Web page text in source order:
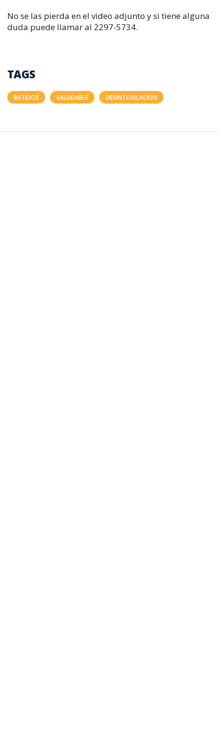
No se las pierda en el video adjunto y si tiene alguna
duda puede llamar al 2297-5734.
TAGS
BATIDOS SALUDABLE DESINTOXICACION